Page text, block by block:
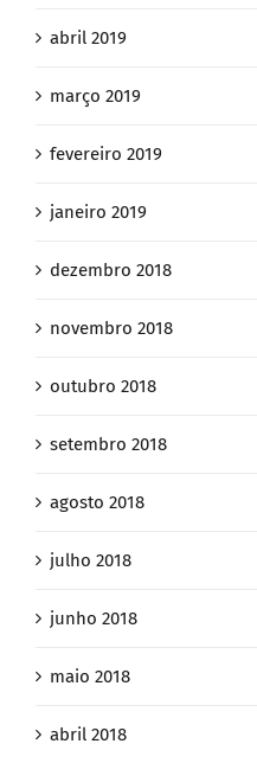
abril 2019
março 2019
fevereiro 2019
janeiro 2019
dezembro 2018
novembro 2018
outubro 2018
setembro 2018
agosto 2018
julho 2018
junho 2018
maio 2018
abril 2018